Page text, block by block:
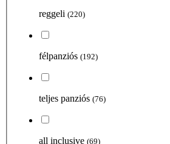
reggeli (220)
félpanziós (192)
teljes panziós (76)
all inclusive (69)